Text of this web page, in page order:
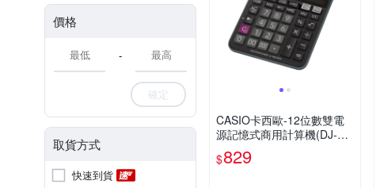
價格
-
確定
取貨方式
快速到貨
CASIO卡西歐-12位數雙電
源記憶式商用計算機(DJ-12
0DPLUS)
$829